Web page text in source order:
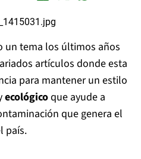
un tema los últimos años
artículos donde esta
para mantener un estilo
ecológicoque ayude a
que genera el
país.